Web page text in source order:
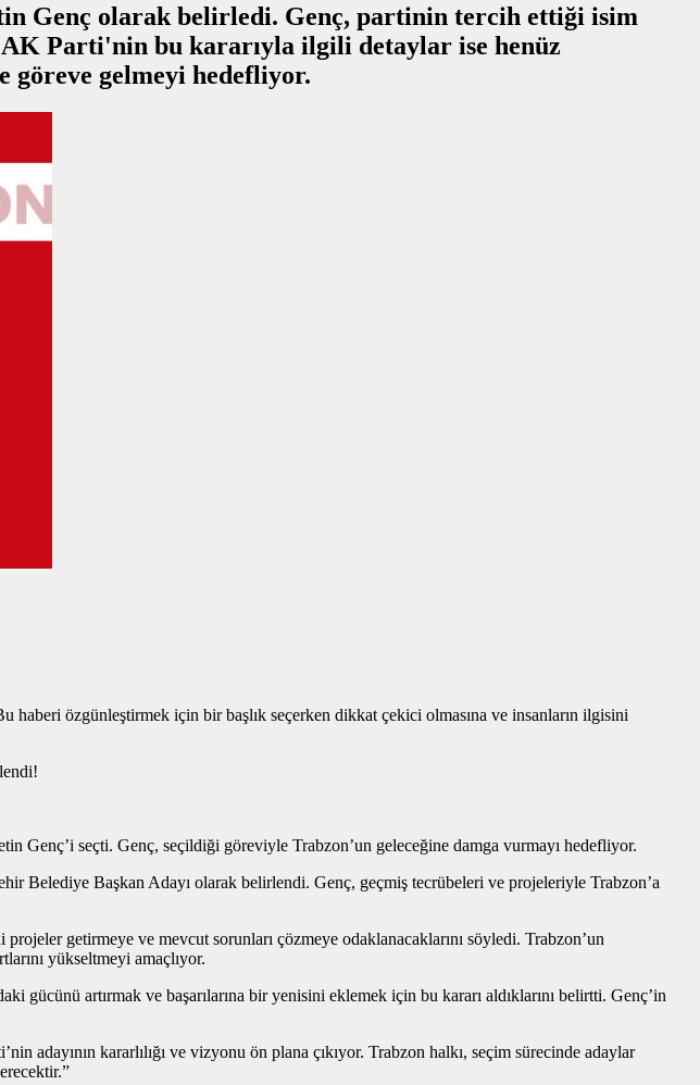
Genç olarak belirledi. Genç, partinin tercih ettiği isim
AK Parti'nin bu kararıyla ilgili detaylar ise henüz
göreve gelmeyi hedefliyor.
özgünleştirmek için bir başlık seçerken dikkat çekici olmasına ve insanların ilgisini
Genç’i seçti. Genç, seçildiği göreviyle Trabzon’un geleceğine damga vurmayı hedefliyor.
Belediye Başkan Adayı olarak belirlendi. Genç, geçmiş tecrübeleri ve projeleriyle Trabzon’a
getirmeye ve mevcut sorunları çözmeye odaklanacaklarını söyledi. Trabzon’un
yükseltmeyi amaçlıyor.
artırmak ve başarılarına bir yenisini eklemek için bu kararı aldıklarını belirtti. Genç’in
adayının kararlılığı ve vizyonu ön plana çıkıyor. Trabzon halkı, seçim sürecinde adaylar